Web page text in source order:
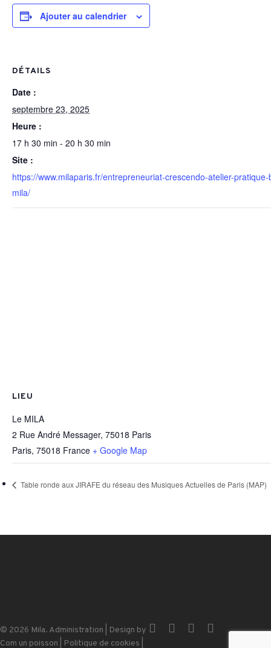
Ajouter au calendrier
DÉTAILS
Date :
septembre 23, 2025
Heure :
17 h 30 min - 20 h 30 min
Site :
https://www.milaparis.fr/entrepreneuriat-crescendo-atelier-
mila/
LIEU
Le MILA
2 Rue André Messager, 75018 Paris
Paris, 75018 France + Google Map
Table ronde aux JIRAFE du réseau des Musiques Actuelles de Paris (MAP)
© 2026 Mila. Administration | Design by
Com un poisson
Politique de cookies
x-
facebookinstagram
email